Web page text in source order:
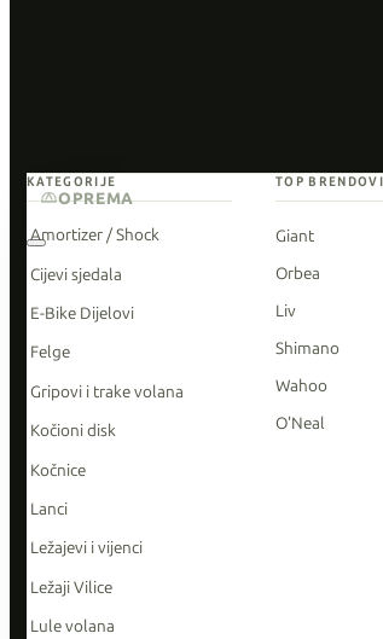
KATEGORIJE
Amortizer / Shock
Cijevi sjedala
E-Bike Dijelovi
Felge
Gripovi i trake volana
Kočioni disk
Kočnice
Lanci
Ležajevi i vijenci
Ležaji Vilice
Lule volana
TOP BRENDOVI
Giant
Orbea
Liv
Shimano
Wahoo
O'Neal
OPREMA